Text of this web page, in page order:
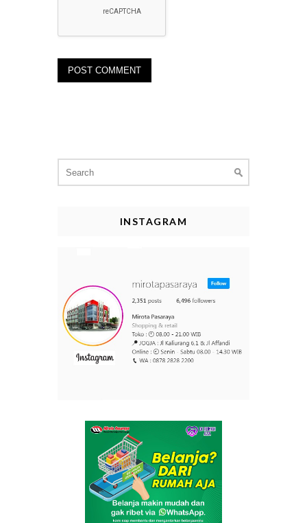
for:
INSTAGRAM